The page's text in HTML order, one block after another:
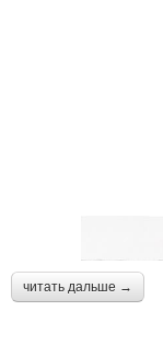
читать дальше →